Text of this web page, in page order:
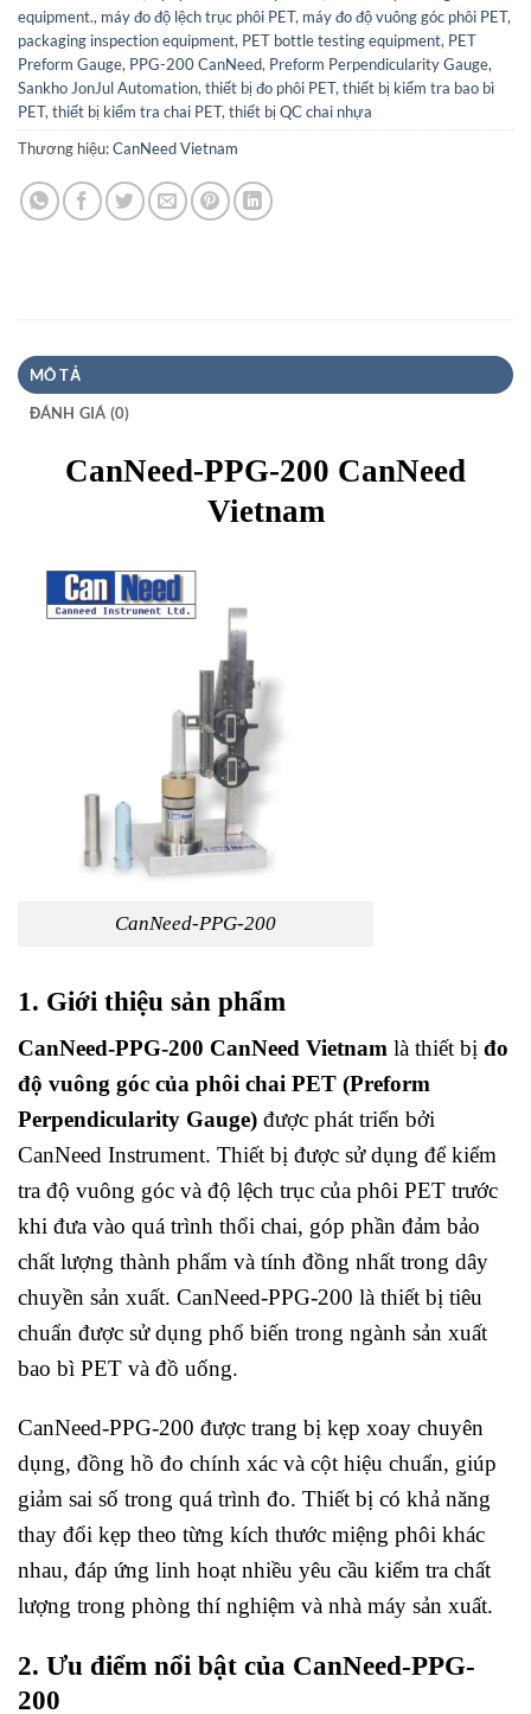
equipment., máy đo độ lệch trục phôi PET, máy đo độ vuông góc phôi PET,
packaging inspection equipment, PET bottle testing equipment, PET
Preform Gauge, PPG-200 CanNeed, Preform Perpendicularity Gauge,
Sankho JonJul Automation,thiết bị đo phôi PET,thiết bị kiểm tra bao bì
PET,thiết bị kiểm tra chai PET,thiết bị QC chai nhựa
Thương hiệu:CanNeed Vietnam
MÔ TẢ
ĐÁNH GIÁ (0)
CanNeed-PPG-200 CanNeed
Vietnam
CanNeed-PPG-200
1. Giới thiệu sản phẩm
CanNeed-PPG-200 CanNeed Vietnam là thiết bị đo
độ vuông góc của phôi chai PET (Preform
Perpendicularity Gauge) được phát triển bởi
CanNeed Instrument. Thiết bị được sử dụng để kiểm
tra độ vuông góc và độ lệch trục của phôi PET trước
khi đưa vào quá trình thổi chai, góp phần đảm bảo
chất lượng thành phẩm và tính đồng nhất trong dây
chuyền sản xuất. CanNeed-PPG-200 là thiết bị tiêu
chuẩn được sử dụng phổ biến trong ngành sản xuất
bao bì PET và đồ uống.
CanNeed-PPG-200 được trang bị kẹp xoay chuyên
dụng, đồng hồ đo chính xác và cột hiệu chuẩn, giúp
giảm sai số trong quá trình đo. Thiết bị có khả năng
thay đổi kẹp theo từng kích thước miệng phôi khác
nhau, đáp ứng linh hoạt nhiều yêu cầu kiểm tra chất
lượng trong phòng thí nghiệm và nhà máy sản xuất.
2. Ưu điểm nổi bật của CanNeed-PPG-
200